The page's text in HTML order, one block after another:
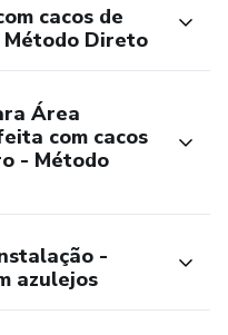
cacos de
Direto
Área
com cacos
- Método
-
azulejos